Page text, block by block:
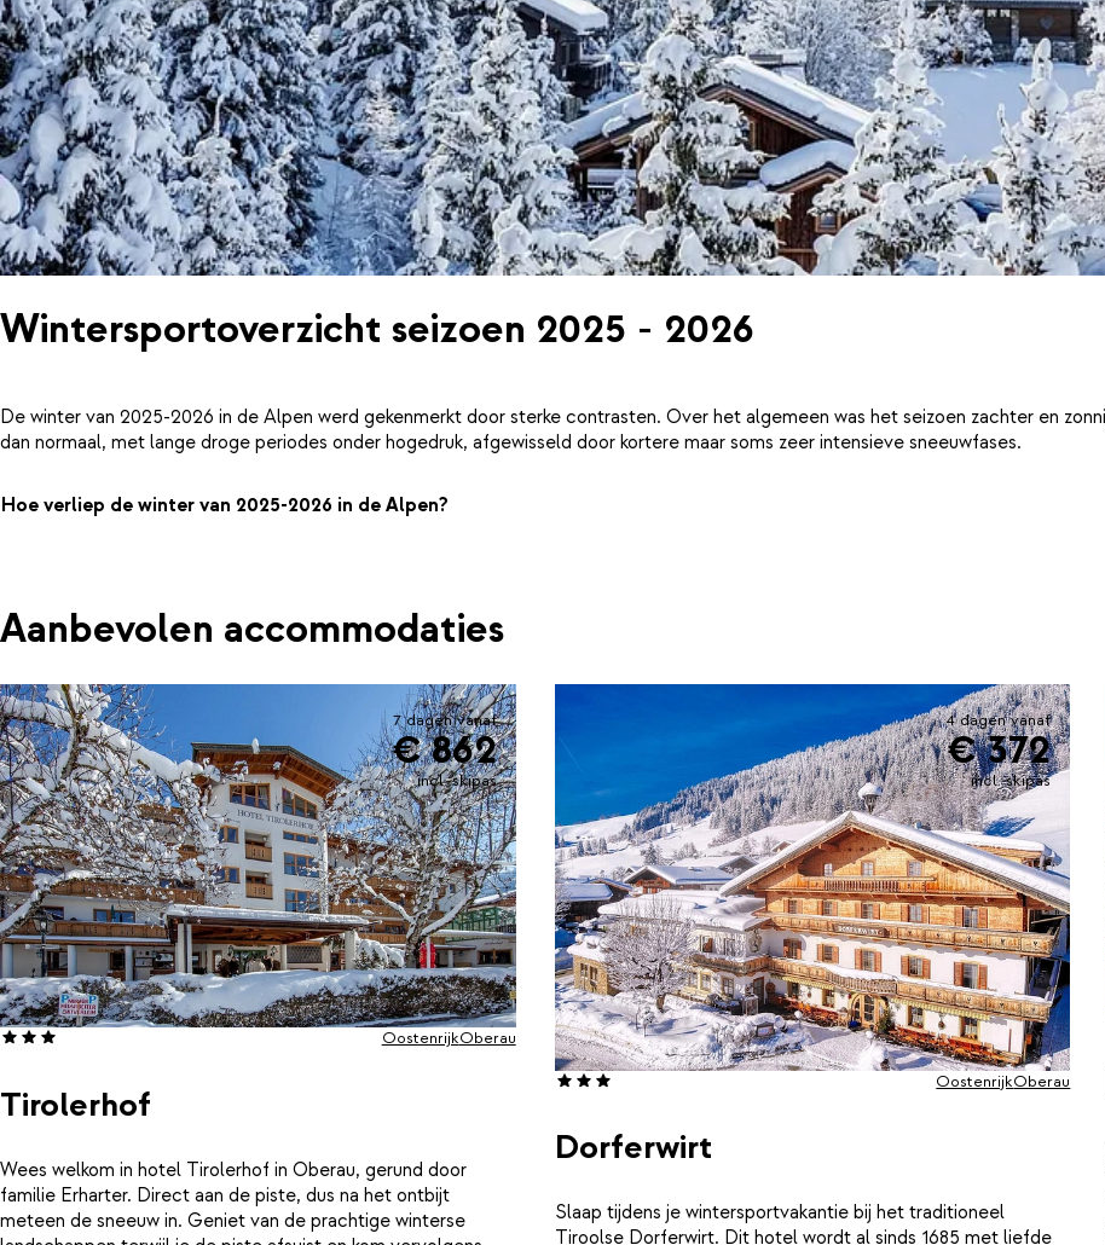
Wintersportoverzicht seizoen 2025 - 2026
De winter van 2025-2026 in de Alpen werd gekenmerkt door sterke contrasten. Over het algemeen was het seizoen zachter en
dan normaal, met lange droge periodes onder hogedruk, afgewisseld door kortere maar soms zeer intensieve sneeuwfases.
Hoe verliep de winter van 2025-2026 in de Alpen?
Aanbevolen accommodaties
7 dagen vanaf
€ 862
incl. skipas
Tirolerhof
OostenrijkOberau
Wees welkom in hotel Tirolerhof in Oberau, gerund door
familie Erharter. Direct aan de piste, dus na het ontbijt
meteen de sneeuw in. Geniet van de prachtige winterse
4 dagen vanaf
€ 372
incl. skipas
Dorferwirt
OostenrijkOberau
Slaap tijdens je wintersportvakantie bij het traditioneel
Tiroolse Dorferwirt. Dit hotel wordt al sinds 1685 met liefde